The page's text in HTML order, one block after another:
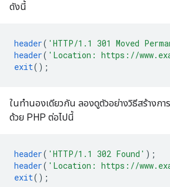
ดังนี้
header( 'HTTP/1.1 301 Moved
header( 'Location: https://
exit();
ในทำนองเดียวกัน ลองดูตัวอย่างวิธีสร้างกา
ด้วย PHP ต่อไปนี้
header( 'HTTP/1.1 302 Found' );
header( 'Location: https://
exit();